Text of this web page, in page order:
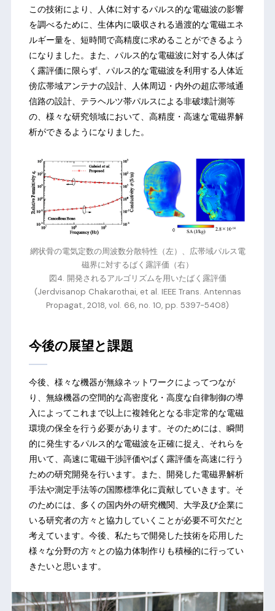
この技術により、人体に対するパルス的な電磁波の影響
を調べるために、生体内に吸収される過渡的な電磁エネ
ルギー量を、短時間で高精度に求めることができるよう
になりました。また、パルス的な電磁波に対する人体ば
く露評価に限らず、パルス的な電磁波を利用する人体近
傍広帯域アンテナの設計、人体周辺・内外の超広帯域通
信路の設計、テラヘルツ帯パルスによる非破壊計測等
の、様々な研究領域において、高精度・高速な電磁界解
析ができるようになりました。
網状骨の電気定数の周波数分散特性（左）、広帯域パルス電
磁界に対するばく露評価（右）
図4. 開発されるアルゴリズムを用いたばく露評価
(Jerdvisanop Chakarothai, et al. IEEE Trans. Antennas
Propagat., 2018, vol. 66, no. 10, pp. 5397-5408)
今後の展望と課題
今後、様々な機器が無線ネットワークによってつなが
り、無線機器の空間的な高密度化・高度な自律制御の導
入によってこれまで以上に複雑化となる非定常的な電磁
環境の保全を行う必要があります。そのためには、瞬間
的に発生するパルス的な電磁波を正確に捉え、それらを
用いて、高速に電磁干渉評価やばく露評価を高速に行う
ための研究開発を行います。また、開発した電磁界解析
手法や測定手法等の国際標準化に貢献していきます。そ
のためには、多くの国内外の研究機関、大学及び企業に
いる研究者の方々と協力していくことが必要不可欠だと
考えています。今後、私たちで開発した技術を応用した
様々な分野の方々との協力体制作りも積極的に行ってい
きたいと思います。